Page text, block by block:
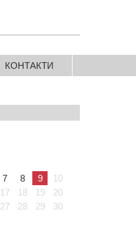
КОНТАКТИ
7 8 9
10
17 18 19
20
27 28 29
30